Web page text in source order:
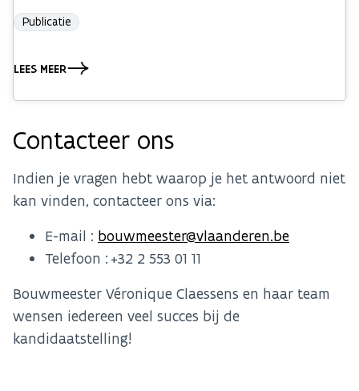
Publicatie
LEES MEER
Contacteer ons
Indien je vragen hebt waarop je het antwoord niet
kan vinden, contacteer ons via:
E-mail : bouwmeester@vlaanderen.be
Telefoon : +32 2 553 01 11
Bouwmeester Véronique Claessens en haar team
wensen iedereen veel succes bij de
kandidaatstelling!